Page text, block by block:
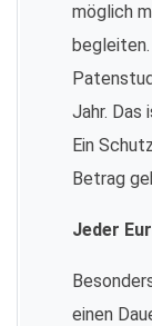
möglich
Jahr. Das
Ein
Betrag
Jeder
einen